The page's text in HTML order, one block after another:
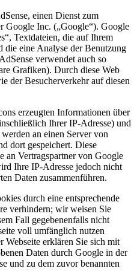
einen Dienst zum
Google Inc. („Google“). Google
Textdateien, die auf Ihrem
die eine Analyse der Benutzung
verwendet auch so
Grafiken). Durch diese Web
der Besucherverkehr auf diesen
erzeugten Informationen über
Ihrer IP-Adresse) und
an einen Server von
dort gespeichert. Diese
an Vertragspartner von Google
Ihre IP-Adresse jedoch nicht
Daten zusammenführen.
durch eine entsprechende
verhindern; wir weisen Sie
Fall gegebenenfalls nicht
voll umfänglich nutzen
Webseite erklären Sie sich mit
Daten durch Google in der
und zu dem zuvor benannten